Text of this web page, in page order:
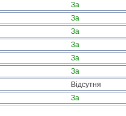
За
За
За
За
За
За
Відсутня
За